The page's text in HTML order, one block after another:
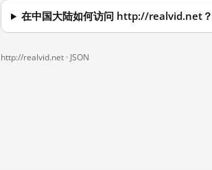
在中国大陆如何访问 http://realvid.net？
http://realvid.net · JSON